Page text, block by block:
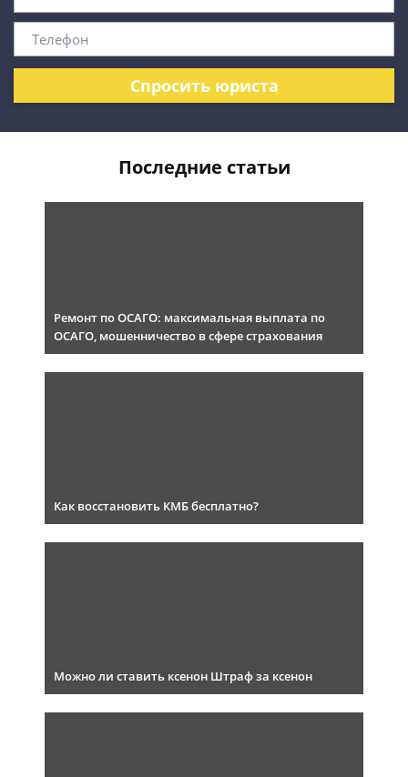
Спросить юриста
Последние статьи
Ремонт по ОСАГО: максимальная выплата по
ОСАГО, мошенничество в сфере страхования
Как восстановить КМБ бесплатно?
Можно ли ставить ксенон Штраф за ксенон